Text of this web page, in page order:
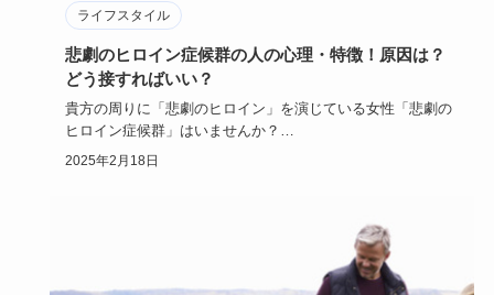
ライフスタイル
悲劇のヒロイン症候群の人の心理・特徴！原因は？
どう接すればいい？
貴方の周りに「悲劇のヒロイン」を演じている女性「悲劇の
ヒロイン症候群」はいませんか？
物語の世界に浸り「ああ私なんて不幸…
2025年2月18日